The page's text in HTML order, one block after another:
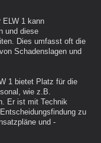
ELW 1 kann
und diese
Dies umfasst oft die
Schadenslagen und
1 bietet Platz für die
wie z.B.
Er ist mit Technik
zu
und -